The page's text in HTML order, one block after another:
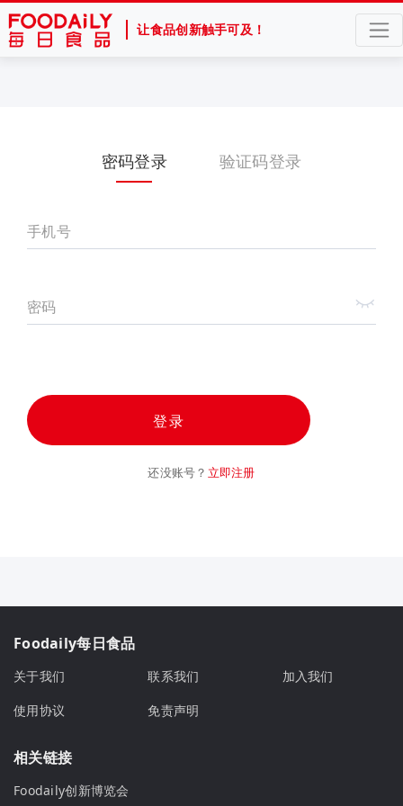
让食品创新触手可及！
密码登录 验证码登录
手机号
密码
登录
还没账号？ 立即注册
Foodaily每日食品
关于我们 联系我们
加入我们
使用协议
免责声明
相关链接
Foodaily创新博览会